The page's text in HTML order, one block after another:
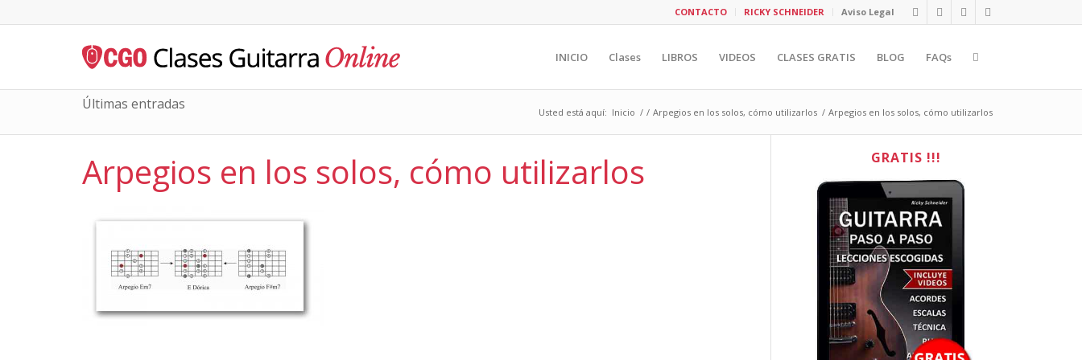
CONTACTO RICKY SCHNEIDER Aviso Legal
INICIO Clases LIBROS VIDEOS CLASES GRATIS BLOG FAQs
Últimas entradas Usted está aquí: Inicio / / Arpegios en los solos, cómo utilizarlos / Arpegios en los solos, cómo utilizarlos
Arpegios en los solos, cómo utilizarlos GRATIS !!!